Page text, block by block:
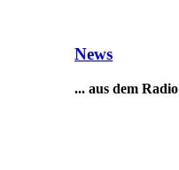
News
... aus dem Radio